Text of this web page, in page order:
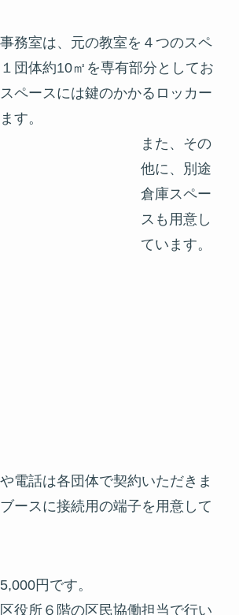
務室は、元の教室を４つのスペ
団体約10㎡を専有部分としてお
ペースには鍵のかかるロッカー
す。
また、その
他に、別途
倉庫スペー
スも用意し
ています。
電話は各団体で契約いただきま
ースに接続用の端子を用意して
円です。
役所６階の区民協働担当で行い